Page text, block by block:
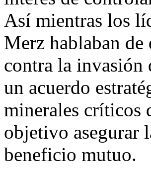
Así mientras los
Merz hablaban
contra la
un acuerdo
minerales críticos
objetivo asegurar
beneficio mutuo.